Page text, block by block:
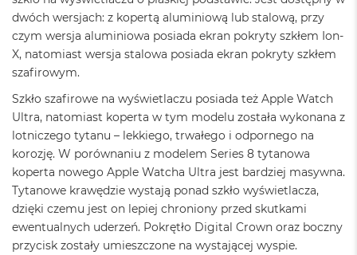
y
g
o
M
c
B
o
k
N
e
S
r
e
dwóch wersjach: z kopertą aluminiową lub stalową, przy
czym wersja aluminiowa posiada ekran pokryty szkłem Ion-
X, natomiast wersja stalowa posiada ekran pokryty szkłem
szafirowym.
Szkło szafirowe na wyświetlaczu posiada też Apple Watch
Ultra, natomiast koperta w tym modelu została wykonana z
lotniczego tytanu – lekkiego, trwałego i odpornego na
korozję. W porównaniu z modelem Series 8 tytanowa
koperta nowego Apple Watcha Ultra jest bardziej masywna.
Tytanowe krawędzie wystają ponad szkło wyświetlacza,
dzięki czemu jest on lepiej chroniony przed skutkami
ewentualnych uderzeń. Pokrętło Digital Crown oraz boczny
przycisk zostały umieszczone na wystającej wyspie.